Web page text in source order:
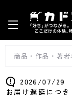
2026/07/29
お届け遅延につき